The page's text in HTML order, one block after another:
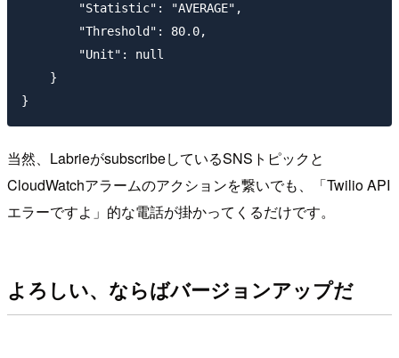
        "Statistic": "AVERAGE",
        "Threshold": 80.0,
        "Unit": null
    }
当然、LabrieがsubscribeしているSNSトピックと
CloudWatchアラームのアクションを繋いでも、「Twilio API
エラーですよ」的な電話が掛かってくるだけです。
よろしい、ならばバージョンアップだ